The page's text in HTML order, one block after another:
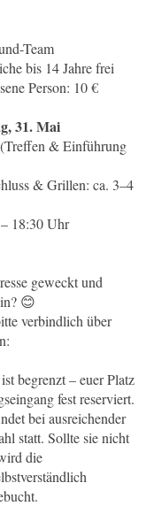
Team
bis 14 Jahre frei
Person: 10 €
31. Mai
& Einführung
& Grillen: ca. 3–4
18:30 Uhr
geweckt und
😊
verbindlich über
begrenzt – euer Platz
fest reserviert.
bei ausreichender
statt. Sollte sie nicht
die